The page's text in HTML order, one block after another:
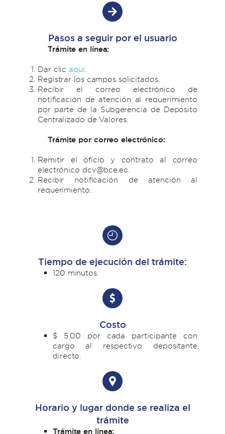
Pasos a seguir por el usuario
Trámite en línea:
Dar clicaquí.
Registrar los campos solicitados.
Recibir el correo electrónico de
notificación de atención al requerimiento
por parte de la Subgerencia de Depósito
Centralizado de Valores.
Trámite por correo electrónico:
Remitir el oficio y contrato al correo
electrónico dcv@bce.ec.
Recibir notificación de atención al
requerimiento.
Tiempo de ejecución del trámite:
120 minutos.
Costo
$ 5.00 por cada participante con
cargo al respectivo depositante
directo.
Horario y lugar donde se realiza el
trámite
Trámite en línea: